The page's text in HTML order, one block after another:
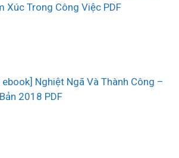
Xúc Trong Công Việc PDF
ebook] Nghiệt Ngã Và Thành Công –
2018 PDF